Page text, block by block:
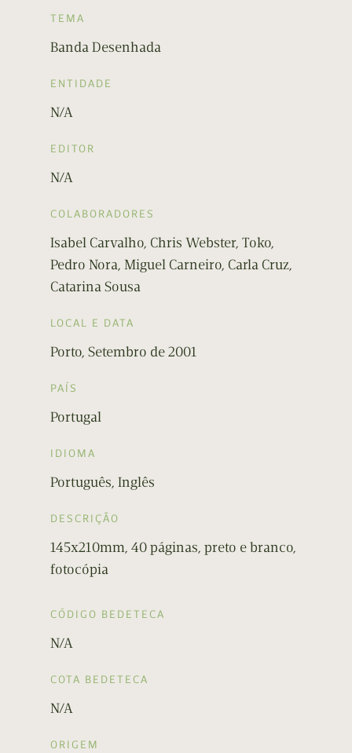
TEMA
Banda Desenhada
ENTIDADE
N/A
EDITOR
N/A
COLABORADORES
Isabel Carvalho, Chris Webster, Toko,
Pedro Nora, Miguel Carneiro, Carla Cruz,
Catarina Sousa
LOCAL E DATA
Porto, Setembro de 2001
PAÍS
Portugal
IDIOMA
Português, Inglês
DESCRIÇÃO
145x210mm, 40 páginas, preto e branco,
fotocópia
CÓDIGO BEDETECA
N/A
COTA BEDETECA
N/A
ORIGEM